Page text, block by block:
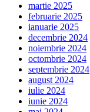
martie 2025
februarie 2025
ianuarie 2025
decembrie 2024
noiembrie 2024
octombrie 2024
septembrie 2024
august 2024
iulie 2024
iunie 2024